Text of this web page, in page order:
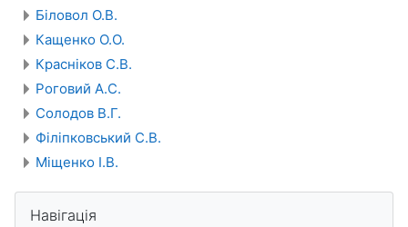
Біловол О.В.
Кащенко О.О.
Красніков С.В.
Роговий А.С.
Солодов В.Г.
Філіпковський С.В.
Міщенко І.В.
Блоки
Навігація